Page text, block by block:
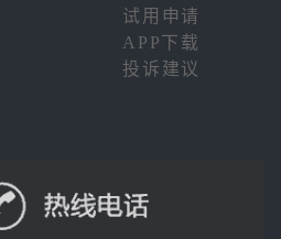
试用申请
APP下载
投诉建议